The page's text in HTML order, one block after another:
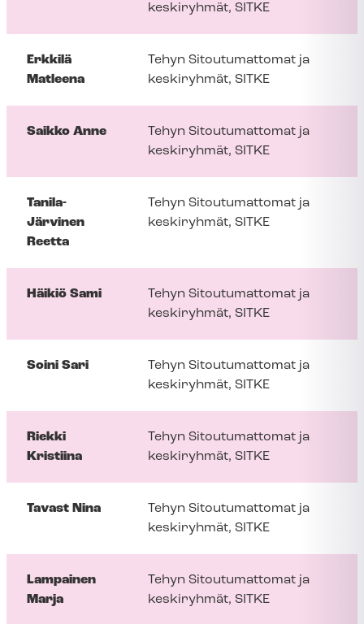
keskiryhmät, SITKE
Erkkilä
Matleena
Tehyn Sitoutumattomat ja
keskiryhmät, SITKE
Saikko Anne
Tehyn Sitoutumattomat ja
keskiryhmät, SITKE
Tanila-
Järvinen
Reetta
Tehyn Sitoutumattomat ja
keskiryhmät, SITKE
Häikiö Sami
Tehyn Sitoutumattomat ja
keskiryhmät, SITKE
Soini Sari
Tehyn Sitoutumattomat ja
keskiryhmät, SITKE
Riekki
Kristiina
Tehyn Sitoutumattomat ja
keskiryhmät, SITKE
Tavast Nina
Tehyn Sitoutumattomat ja
keskiryhmät, SITKE
Lampainen
Marja
Tehyn Sitoutumattomat ja
keskiryhmät, SITKE